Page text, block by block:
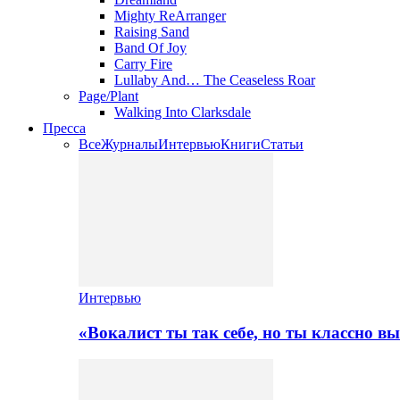
Mighty ReArranger
Raising Sand
Band Of Joy
Carry Fire
Lullaby And… The Ceaseless Roar
Page/Plant
Walking Into Clarksdale
Пресса
ВсеЖурналыИнтервьюКнигиСтатьи
Интервью
«Вокалист ты так себе, но ты классно